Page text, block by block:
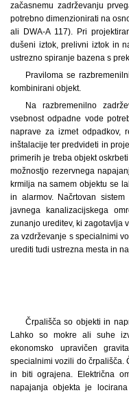
začasnemu zadrževanju
potrebno dimenzionirati na
ali DWA-A 117). Pri
dušeni iztok, prelivni iztok in
ustrezno spiranje bazena s
Praviloma se
kombinirani objekt.
Na razbremenilno
vsebnost odpadne vode
naprave za izmet odpadkov,
inštalacije ter predvideti in
primerih je treba objekt
možnostjo rezervnega
krmilja na samem objektu se
in alarmov. Načrtovan
javnega kanalizacijskega
zunanjo ureditev, ki zagotavlja
za vzdrževanje s specialnimi
urediti tudi ustrezna mesta in
Črpališča so objekti in
Lahko so mokre ali suhe
ekonomsko upravičen
specialnimi vozili do črpališča.
in biti ograjena. Električna
napajanja objekta je